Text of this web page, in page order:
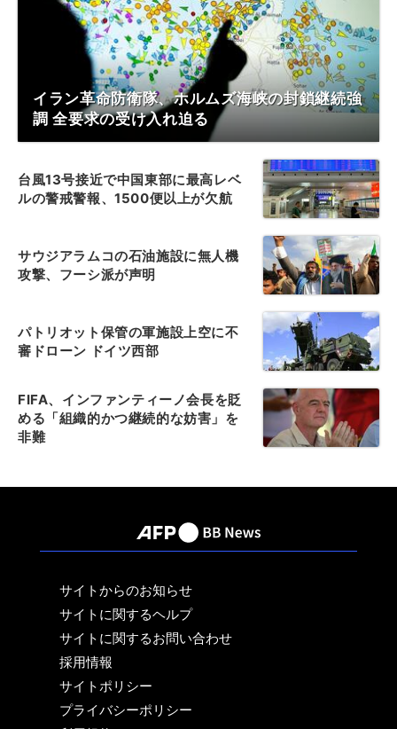
イラン革命防衛隊、ホルムズ海峡の封鎖継続強
調 全要求の受け入れ迫る
台風13号接近で中国東部に最高レベ
ルの警戒警報、1500便以上が欠航
サウジアラムコの石油施設に無人機
攻撃、フーシ派が声明
パトリオット保管の軍施設上空に不
審ドローン ドイツ西部
FIFA、インファンティーノ会長を貶
める「組織的かつ継続的な妨害」を
非難
サイトからのお知らせ
サイトに関するヘルプ
サイトに関するお問い合わせ
採用情報
サイトポリシー
プライバシーポリシー